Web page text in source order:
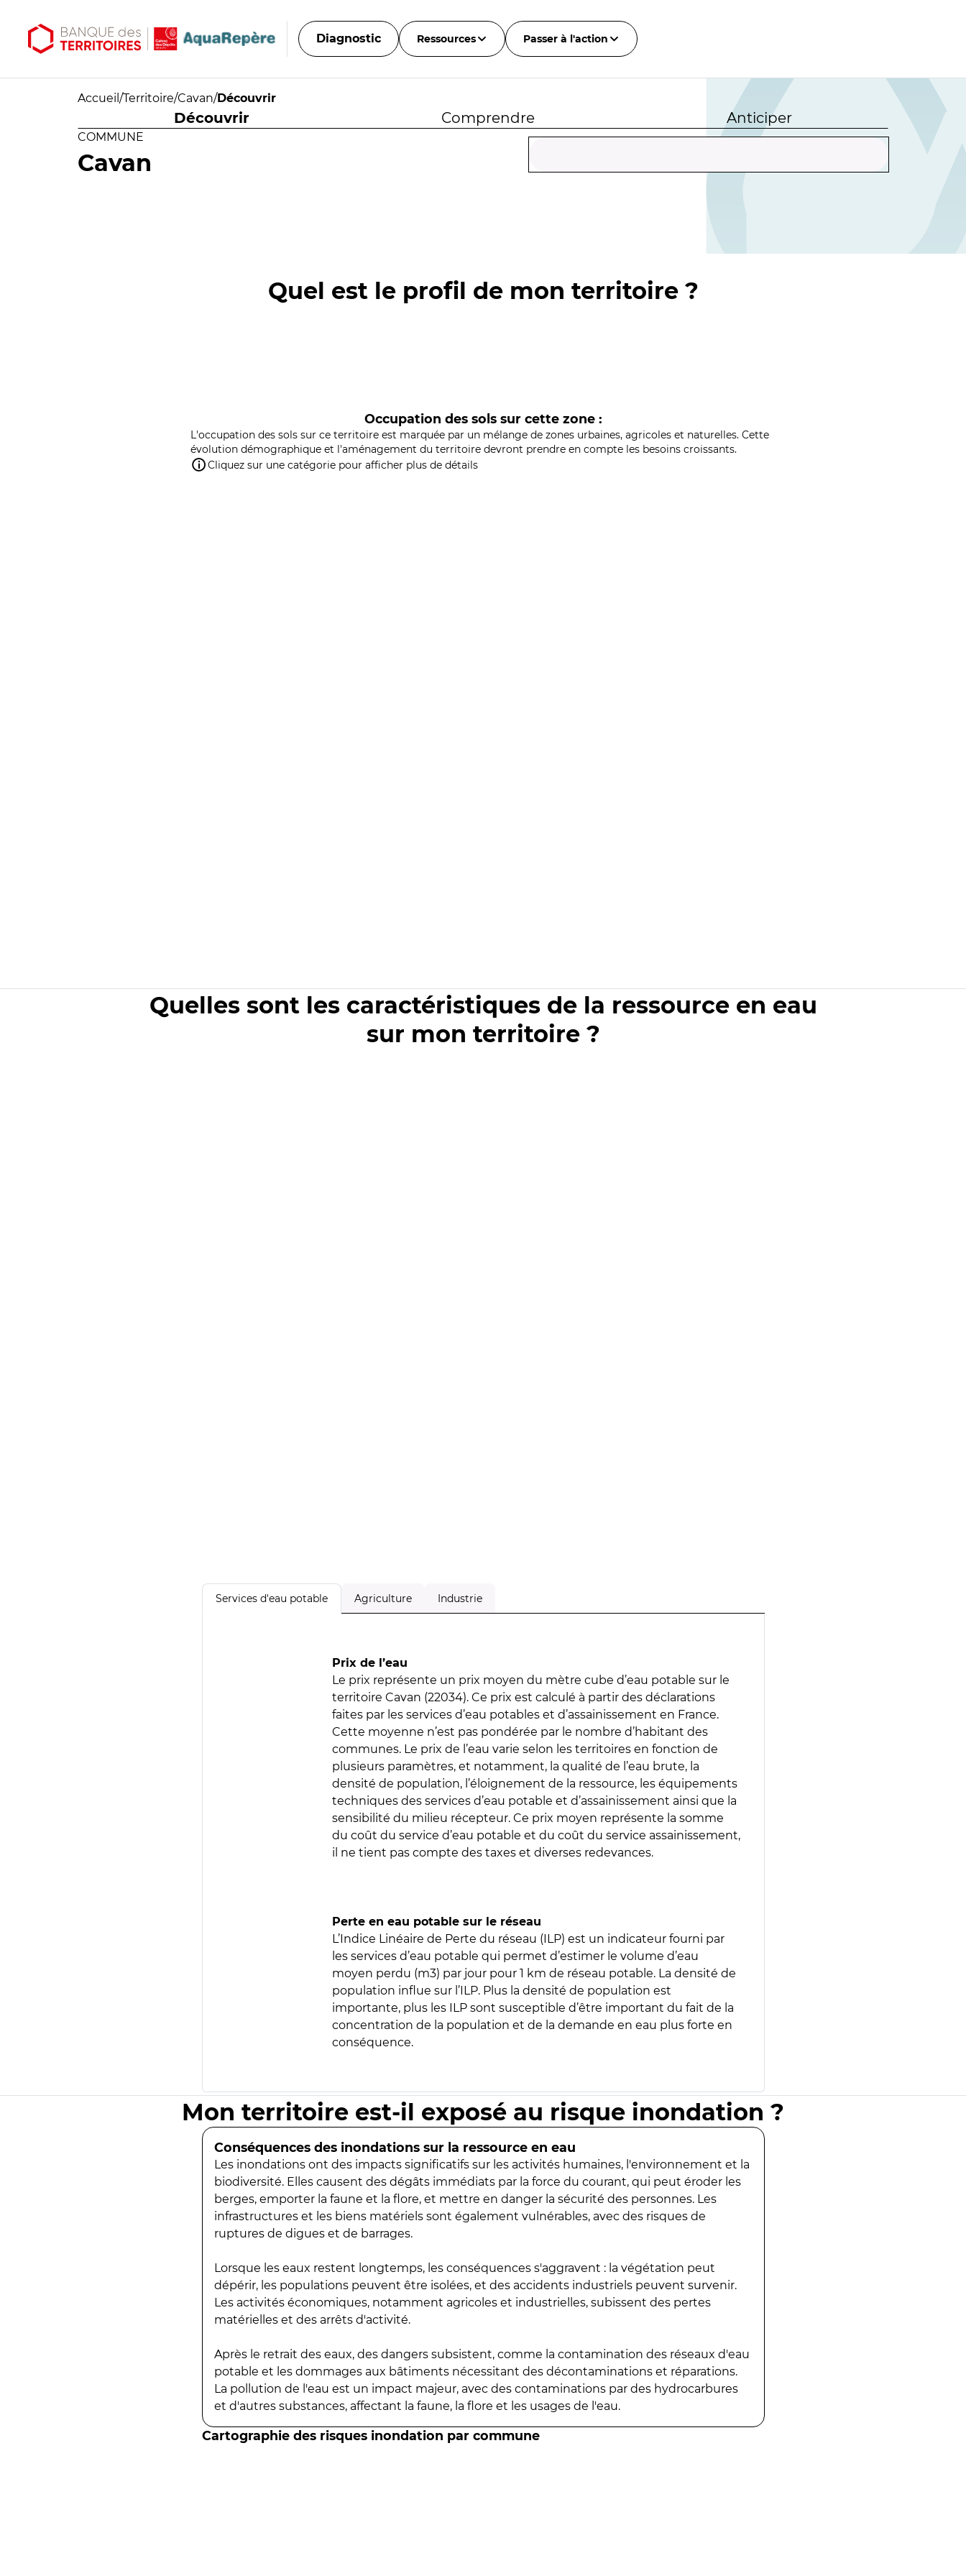
Diagnostic Ressources Passer à l'action
Accueil /Territoire/Cavan/Découvrir
Découvrir Comprendre Anticiper
COMMUNE
Cavan
Quel est le profil de mon territoire ?
Occupation des sols sur cette zone :
L'occupation des sols sur ce territoire est marquée par un mélange de zones urbaines, agricoles et naturelles. Cette
évolution démographique et l'aménagement du territoire devront prendre en compte les besoins croissants.
Cliquez sur une catégorie pour afficher plus de détails
Quelles sont les caractéristiques de la ressource en eau
sur mon territoire ?
Services d'eau potable Agriculture Industrie
Prix de l’eau
Le prix représente un prix moyen du mètre cube d’eau potable sur le
territoire Cavan (22034). Ce prix est calculé à partir des déclarations
faites par les services d’eau potables et d’assainissement en France.
Cette moyenne n’est pas pondérée par le nombre d’habitant des
communes. Le prix de l’eau varie selon les territoires en fonction de
plusieurs paramètres, et notamment, la qualité de l’eau brute, la
densité de population, l’éloignement de la ressource, les équipements
techniques des services d’eau potable et d’assainissement ainsi que la
sensibilité du milieu récepteur. Ce prix moyen représente la somme
du coût du service d’eau potable et du coût du service assainissement,
il ne tient pas compte des taxes et diverses redevances.
Perte en eau potable sur le réseau
L’Indice Linéaire de Perte du réseau (ILP) est un indicateur fourni par
les services d’eau potable qui permet d’estimer le volume d’eau
moyen perdu (m3) par jour pour 1 km de réseau potable. La densité de
population influe sur l’ILP. Plus la densité de population est
importante, plus les ILP sont susceptible d’être important du fait de la
concentration de la population et de la demande en eau plus forte en
conséquence.
Mon territoire est-il exposé au risque inondation ?
Conséquences des inondations sur la ressource en eau
Les inondations ont des impacts significatifs sur les activités humaines, l'environnement et la
biodiversité. Elles causent des dégâts immédiats par la force du courant, qui peut éroder les
berges, emporter la faune et la flore, et mettre en danger la sécurité des personnes. Les
infrastructures et les biens matériels sont également vulnérables, avec des risques de
ruptures de digues et de barrages.
Lorsque les eaux restent longtemps, les conséquences s'aggravent : la végétation peut
dépérir, les populations peuvent être isolées, et des accidents industriels peuvent survenir.
Les activités économiques, notamment agricoles et industrielles, subissent des pertes
matérielles et des arrêts d'activité.
Après le retrait des eaux, des dangers subsistent, comme la contamination des réseaux d'eau
potable et les dommages aux bâtiments nécessitant des décontaminations et réparations.
La pollution de l'eau est un impact majeur, avec des contaminations par des hydrocarbures
et d'autres substances, affectant la faune, la flore et les usages de l'eau.
Cartographie des risques inondation par commune